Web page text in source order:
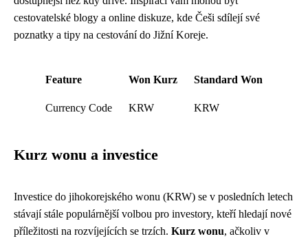
cestovatelské blogy a online diskuze, kde Češi sdílejí své
poznatky a tipy na cestování do Jižní Koreje.
Feature Won Kurz Standard Won
Currency Code KRW KRW
Kurz wonu a investice
Investice do jihokorejského wonu (KRW) se v posledních letech
stávají stále populárnější volbou pro investory, kteří hledají nové
příležitosti na rozvíjejících se trzích. Kurz wonu, ačkoliv v